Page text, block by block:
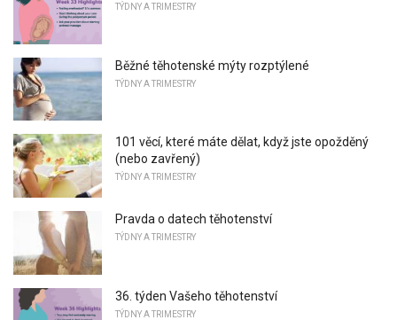
TÝDNY A TRIMESTRY
Běžné těhotenské mýty rozptýlené
TÝDNY A TRIMESTRY
101 věcí, které máte dělat, když jste opožděný
(nebo zavřený)
TÝDNY A TRIMESTRY
Pravda o datech těhotenství
TÝDNY A TRIMESTRY
36. týden Vašeho těhotenství
TÝDNY A TRIMESTRY